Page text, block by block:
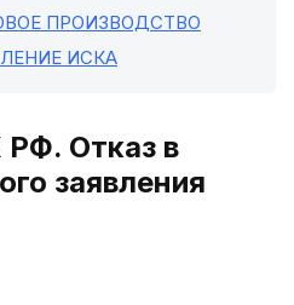
ПРОИЗВОДСТВО
ИСКА
РФ. Отказ в
заявления